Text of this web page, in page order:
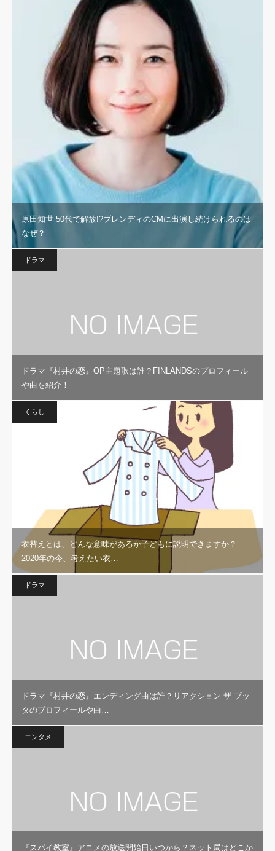
原田知世 50代で解放!?ブレンディのCMに出演し続けられるのは
なぜ？
ドラマ
ドラマ『村井の恋』OP主題歌は誰？FINLANDSのプロフィール
や曲を紹介！
くらし
衣替えとは、どんな意味があるか子どもに説明できますか？
2020年の今、考えたい衣…
ドラマ
ドラマ『村井の恋』エンディング曲は誰？リアクション ザ ブッ
タのプロフィールや曲…
エンタメ
『スパイ教室』アニメの放送開始日いつから？ネット局はどこか